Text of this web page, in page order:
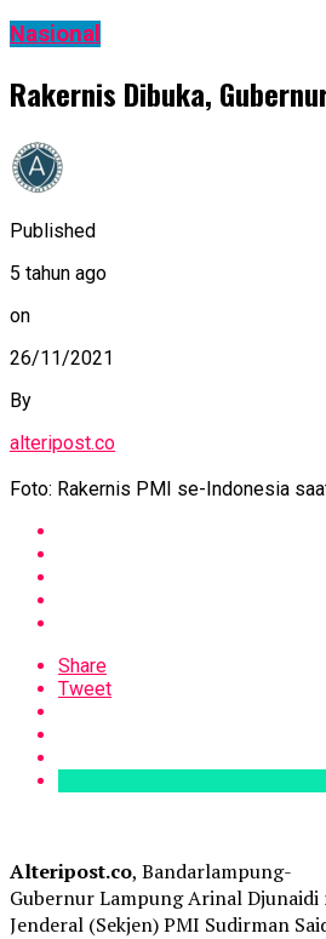
Nasional
Rakernis Dibuka,
Published
5 tahun ago
on
26/11/2021
By
alteripost.co
Foto: Rakernis PMI se-Indonesia
Share
Tweet
Alteripost.co, Bandarlampung-
Gubernur Lampung Arinal Djunaidi
Jenderal (Sekjen) PMI Sudirman